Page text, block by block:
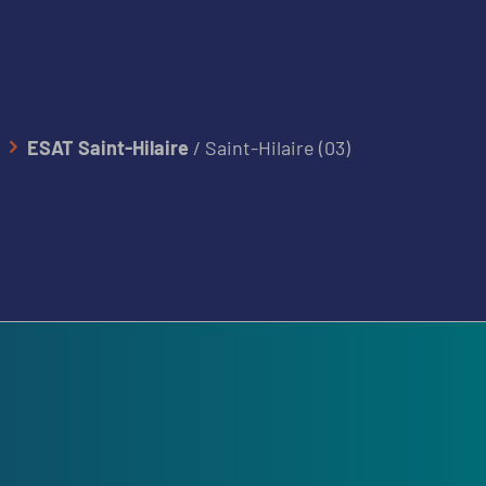
ESAT Saint-Hilaire / Saint-Hilaire (03)